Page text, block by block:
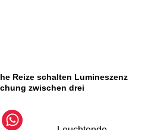
Reize schalten Lumineszenz
zwischen drei